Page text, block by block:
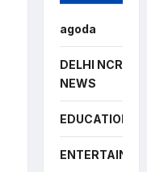
agoda
DELHI NCR
NEWS
EDUCATION